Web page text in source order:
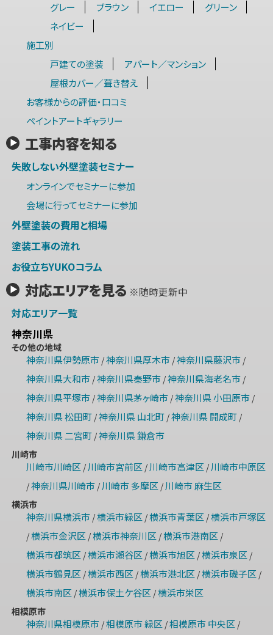
グレー
ブラウン イエロー
グリーン
ネイビー
施工別
戸建ての塗装
アパート／マンション
屋根カバー／葺き替え
お客様からの評価・口コミ
ペイントアートギャラリー
工事内容を知る
失敗しない外壁塗装セミナー
オンラインでセミナーに参加
会場に行ってセミナーに参加
外壁塗装の費用と相場
塗装工事の流れ
お役立ちYUKOコラム
対応エリアを見る ※随時更新中
対応エリア一覧
神奈川県
その他の地域
神奈川県伊勢原市/神奈川県厚木市/神奈川県藤沢市/
神奈川県大和市/神奈川県秦野市/神奈川県海老名市/
神奈川県平塚市/神奈川県茅ヶ崎市/神奈川県 小田原市/
神奈川県 松田町/神奈川県 山北町/神奈川県 開成町/
神奈川県 二宮町/神奈川県 鎌倉市
川崎市
川崎市川崎区/ 川崎市宮前区/ 川崎市高津区/ 川崎市中原区
/神奈川県川崎市/ 川崎市 多摩区/ 川崎市 麻生区
横浜市
神奈川県横浜市/横浜市緑区/横浜市青葉区/横浜市戸塚区
/横浜市金沢区/横浜市神奈川区/横浜市港南区/
横浜市都筑区/横浜市瀬谷区/横浜市旭区/横浜市泉区/
横浜市鶴見区/横浜市西区/横浜市港北区/横浜市磯子区/
横浜市南区/横浜市保土ケ谷区/横浜市栄区
相模原市
神奈川県相模原市/相模原市 緑区/相模原市 中央区/